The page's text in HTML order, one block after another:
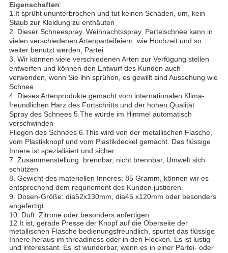
Eigenschaften:
1.It sprüht ununterbrochen und tut keinen Schaden, um, kein
Staub zur Kleidung zu enthäuten
2. Dieser Schneespray, Weihnachtsspray, Parteischnee kann in
vielen verschiedenen Artenparteifeiern, wie Hochzeit und so
weiter benutzt werden, Partei
3. Wir können viele verschiedenen Arten zur Verfügung stellen
entwerfen und können den Entwurf des Kunden auch
verwenden, wenn Sie ihn sprühen, es gewillt sind Aussehung wie
Schnee
4. Dieses Artenprodukte gemacht vom internationalen Klima-
freundlichen Harz des Fortschritts und der hohen Qualität
Spray des Schnees 5.The würde im Himmel automatisch
verschwinden
Fliegen des Schnees 6.This wird von der metallischen Flasche,
vom Plastikknopf und vom Plastikdeckel gemacht. Das flüssige
Innere ist spezialisiert und sicher.
7. Zusammenstellung: brennbar, nicht brennbar, Umwelt sich
schützen
8. Gewicht des materiellen Inneres; 85 Gramm, können wir es
entsprechend dem requriement des Kunden justieren.
9. Dosen-Größe: dia52x130mm, dia45 x120mm oder besonders
angefertigt.
10. Duft: Zitrone oder besonders anfertigen
12.It ist, gerade Presse der Knopf auf die Oberseite der
metallischen Flasche bedienungsfreundlich, spurtet das flüssige
Innere heraus im threadiness oder in den Flocken. Es ist lustig
und interessant. Es ist wunderbar, wenn es in einer Partei- oder